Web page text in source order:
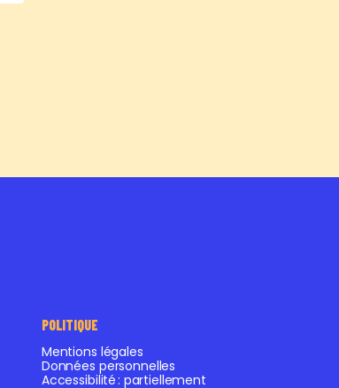
POLITIQUE
Mentions légales
Données personnelles
Accessibilité : partiellement